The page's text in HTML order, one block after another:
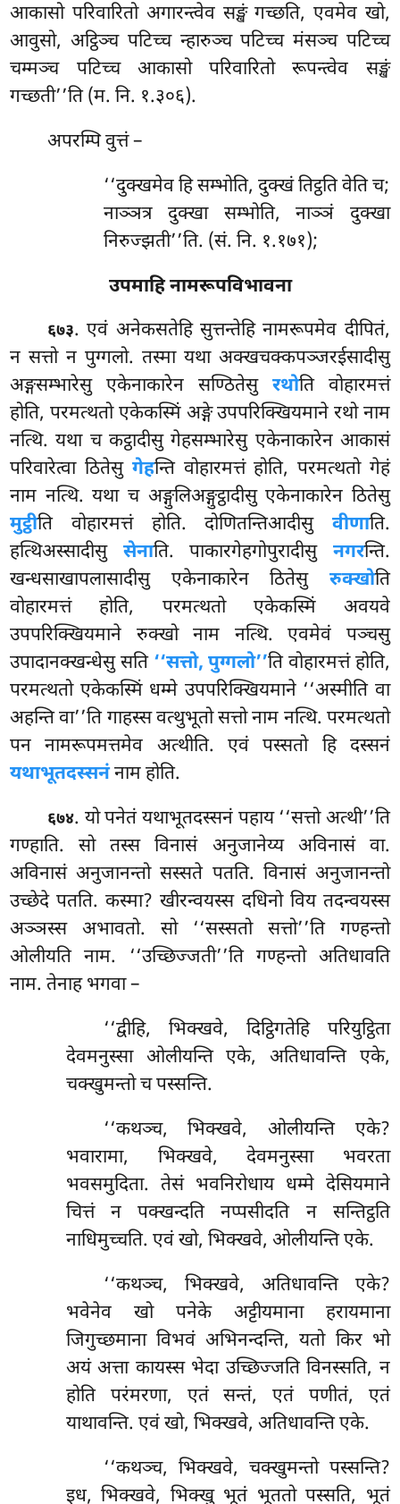
आकासो परिवारितो अगारन्त्वेव सङ्खं गच्छति, एवमेव खो,
आवुसो, अट्ठिञ्च पटिच्च न्हारुञ्च पटिच्च मंसञ्च पटिच्च
चम्मञ्च पटिच्च आकासो परिवारितो रूपन्त्वेव सङ्खं
गच्छती’’ति (म. नि. १.३०६).
अपरम्पि वुत्तं –
‘‘दुक्खमेव हि सम्भोति, दुक्खं तिट्ठति वेति च;
नाञ्ञत्र दुक्खा सम्भोति, नाञ्ञं दुक्खा
निरुज्झती’’ति. (सं. नि. १.१७१);
उपमाहि नामरूपविभावना
६७३. एवं अनेकसतेहि सुत्तन्तेहि नामरूपमेव दीपितं,
न सत्तो न पुग्गलो. तस्मा यथा अक्खचक्कपञ्जरईसादीसु
अङ्गसम्भारेसु एकेनाकारेन सण्ठितेसु रथोति वोहारमत्तं
होति, परमत्थतो एकेकस्मिं अङ्गे उपपरिक्खियमाने रथो नाम
नत्थि. यथा च कट्ठादीसु गेहसम्भारेसु एकेनाकारेन आकासं
परिवारेत्वा ठितेसु गेहन्ति वोहारमत्तं होति, परमत्थतो गेहं
नाम नत्थि. यथा च अङ्गुलिअङ्गुट्ठादीसु एकेनाकारेन ठितेसु
मुट्ठीति वोहारमत्तं होति. दोणितन्तिआदीसु वीणाति.
हत्थिअस्सादीसु सेनाति. पाकारगेहगोपुरादीसु नगरन्ति.
खन्धसाखापलासादीसु एकेनाकारेन ठितेसु रुक्खोति
वोहारमत्तं होति, परमत्थतो एकेकस्मिं अवयवे
उपपरिक्खियमाने रुक्खो नाम नत्थि. एवमेवं पञ्चसु
उपादानक्खन्धेसु सति ‘‘सत्तो, पुग्गलो’’ति वोहारमत्तं होति,
परमत्थतो एकेकस्मिं धम्मे उपपरिक्खियमाने ‘‘अस्मीति वा
अहन्ति वा’’ति गाहस्स वत्थुभूतो सत्तो नाम नत्थि. परमत्थतो
पन नामरूपमत्तमेव अत्थीति. एवं पस्सतो हि दस्सनं
यथाभूतदस्सनंनाम होति.
६७४. यो पनेतं यथाभूतदस्सनं पहाय ‘‘सत्तो अत्थी’’ति
गण्हाति. सो तस्स विनासं अनुजानेय्य अविनासं वा.
अविनासं अनुजानन्तो सस्सते पतति. विनासं अनुजानन्तो
उच्छेदे पतति. कस्मा? खीरन्वयस्स दधिनो विय तदन्वयस्स
अञ्ञस्स अभावतो. सो ‘‘सस्सतो सत्तो’’ति गण्हन्तो
ओलीयति नाम. ‘‘उच्छिज्जती’’ति गण्हन्तो अतिधावति
नाम. तेनाह भगवा –
‘‘द्वीहि, भिक्खवे, दिट्ठिगतेहि परियुट्ठिता
देवमनुस्सा ओलीयन्ति एके, अतिधावन्ति एके,
चक्खुमन्तो च पस्सन्ति.
‘‘कथञ्च, भिक्खवे, ओलीयन्ति एके?
भवारामा, भिक्खवे, देवमनुस्सा भवरता
भवसमुदिता. तेसं भवनिरोधाय धम्मे देसियमाने
चित्तं न पक्खन्दति नप्पसीदति न सन्तिट्ठति
नाधिमुच्चति. एवं खो, भिक्खवे, ओलीयन्ति एके.
‘‘कथञ्च, भिक्खवे, अतिधावन्ति एके?
भवेनेव खो पनेके अट्टीयमाना हरायमाना
जिगुच्छमाना विभवं अभिनन्दन्ति, यतो किर भो
अयं अत्ता कायस्स भेदा उच्छिज्जति विनस्सति, न
होति परंमरणा, एतं सन्तं, एतं पणीतं, एतं
याथावन्ति. एवं खो, भिक्खवे, अतिधावन्ति एके.
‘‘कथञ्च, भिक्खवे, चक्खुमन्तो पस्सन्ति?
इध, भिक्खवे, भिक्खु भूतं भूततोपस्सति, भूतं